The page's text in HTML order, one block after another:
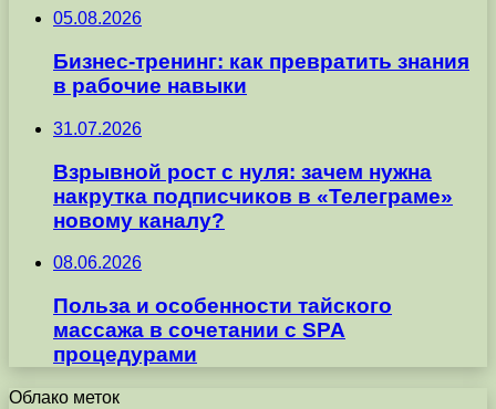
05.08.2026
Бизнес-тренинг: как превратить знания
в рабочие навыки
31.07.2026
Взрывной рост с нуля: зачем нужна
накрутка подписчиков в «Телеграме»
новому каналу?
08.06.2026
Польза и особенности тайского
массажа в сочетании с SPA
процедурами
Облако меток